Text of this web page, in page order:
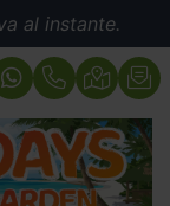
al instante.